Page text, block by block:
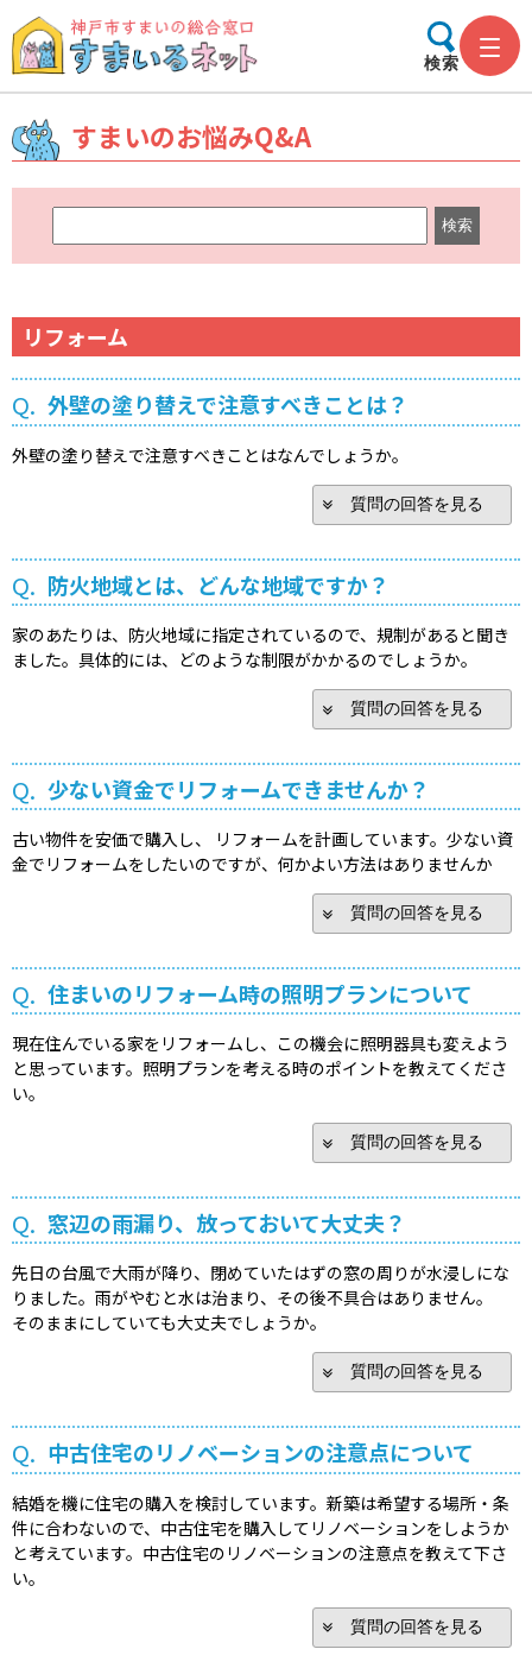
検索
すまいのお悩みQ&A
ド
検
リフォーム
Q. 外壁の塗り替えで注意すべきことは？
外壁の塗り替えで注意すべきことはなんでしょうか。
質問の回答を見る
Q. 防火地域とは、どんな地域ですか？
家のあたりは、防火地域に指定されているので、規制があると聞き
ました。具体的には、どのような制限がかかるのでしょうか。
質問の回答を見る
Q. 少ない資金でリフォームできませんか？
古い物件を安価で購入し、 リフォームを計画しています。少ない資
金でリフォームをしたいのですが、何かよい方法はありませんか
質問の回答を見る
Q. 住まいのリフォーム時の照明プランについて
現在住んでいる家をリフォームし、この機会に照明器具も変えよう
と思っています。照明プランを考える時のポイントを教えてくださ
い。
質問の回答を見る
Q. 窓辺の雨漏り、放っておいて大丈夫？
先日の台風で大雨が降り、閉めていたはずの窓の周りが水浸しにな
りました。雨がやむと水は治まり、その後不具合はありません。
そのままにしていても大丈夫でしょうか。
質問の回答を見る
Q. 中古住宅のリノベーションの注意点について
結婚を機に住宅の購入を検討しています。新築は希望する場所・条
件に合わないので、中古住宅を購入してリノベーションをしようか
と考えています。中古住宅のリノベーションの注意点を教えて下さ
い。
質問の回答を見る